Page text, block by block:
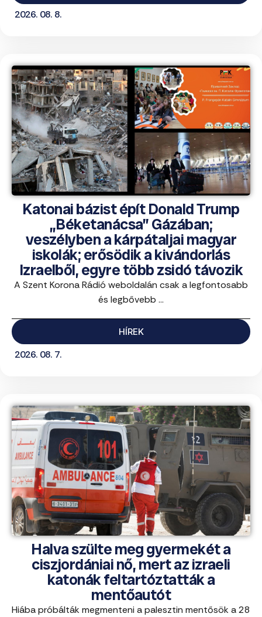
2026. 08. 8.
Katonai bázist épít Donald Trump
„Béketanácsa” Gázában;
veszélyben a kárpátaljai magyar
iskolák; erősödik a kivándorlás
Izraelből, egyre több zsidó távozik
A Szent Korona Rádió weboldalán csak a legfontosabb
és legbővebb ...
HÍREK
2026. 08. 7.
Halva szülte meg gyermekét a
ciszjordániai nő, mert az izraeli
katonák feltartóztatták a
mentőautót
Hiába próbálták megmenteni a palesztin mentősök a 28